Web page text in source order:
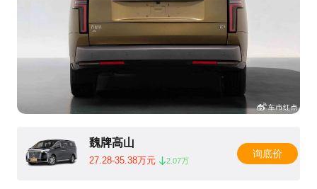
魏牌高山
27.28-35.38万元 2.07万
询底价